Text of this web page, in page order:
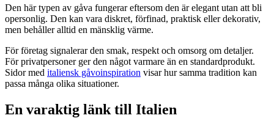
Den här typen av gåva fungerar eftersom den är elegant utan att bli
opersonlig. Den kan vara diskret, förfinad, praktisk eller dekorativ,
men behåller alltid en mänsklig värme.
För företag signalerar den smak, respekt och omsorg om detaljer.
För privatpersoner ger den något varmare än en standardprodukt.
Sidor med italiensk gåvoinspiration visar hur samma tradition kan
passa många olika situationer.
En varaktig länk till Italien